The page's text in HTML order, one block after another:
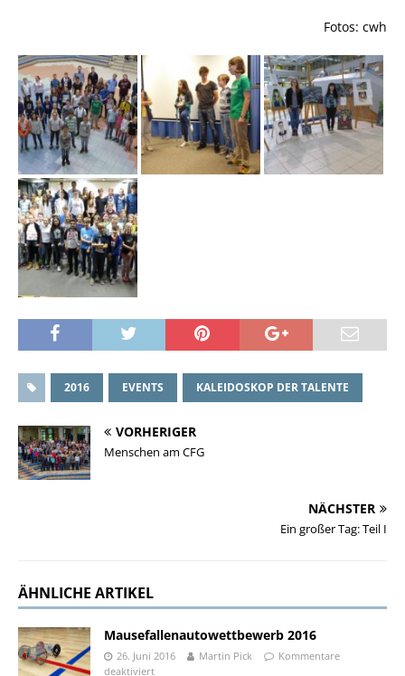
Fotos: cwh
2016 EVENTS KALEIDOSKOP DER TALENTE
VORHERIGER
Menschen am CFG
NÄCHSTER
Ein großer Tag: Teil I
ÄHNLICHE ARTIKEL
Mausefallenautowettbewerb 2016
26. Juni 2016 Martin Pick
Kommentare
deaktiviert